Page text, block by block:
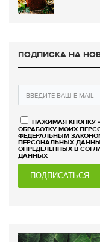
ПОДПИСКА НА
НАЖИМАЯ КНОПКУ
ОБРАБОТКУ МОИХ
ФЕДЕРАЛЬНЫМ
ПЕРСОНАЛЬНЫХ
ОПРЕДЕЛЕННЫХ В
ДАННЫХ
ПОДПИСАТЬСЯ